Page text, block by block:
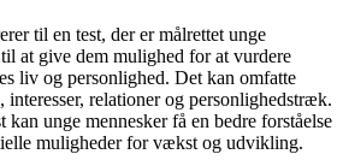
til en test, der er målrettet unge
at give dem mulighed for at vurdere
liv og personlighed. Det kan omfatte
interesser, relationer og personlighedstræk.
kan unge mennesker få en bedre forståelse
muligheder for vækst og udvikling.